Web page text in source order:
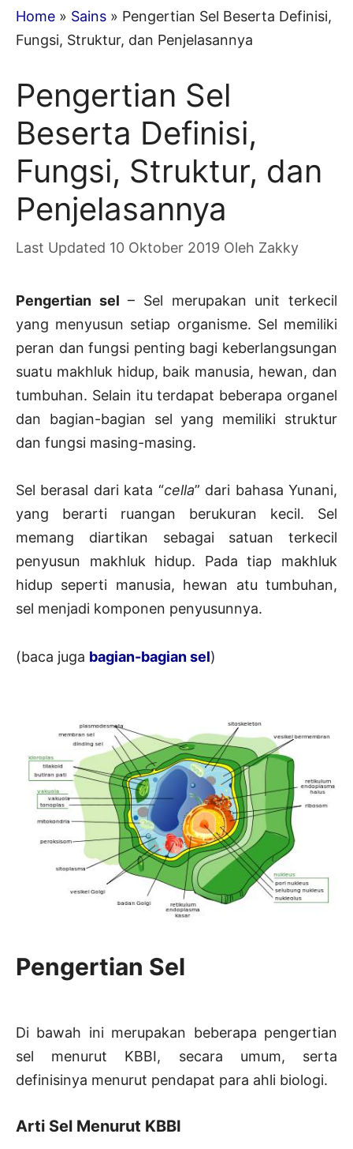
Home » Sains » Pengertian Sel Beserta Definisi,
Fungsi, Struktur, dan Penjelasannya
Pengertian Sel
Beserta Definisi,
Fungsi, Struktur, dan
Penjelasannya
10 Oktober 2019 Oleh Zakky
Pengertian sel – Sel merupakan unit terkecil
yang menyusun setiap organisme. Sel memiliki
peran dan fungsi penting bagi keberlangsungan
suatu makhluk hidup, baik manusia, hewan, dan
tumbuhan. Selain itu terdapat beberapa organel
dan bagian-bagian sel yang memiliki struktur
dan fungsi masing-masing.
Sel berasal dari kata “cella” dari bahasa Yunani,
yang berarti ruangan berukuran kecil. Sel
memang diartikan sebagai satuan terkecil
penyusun makhluk hidup. Pada tiap makhluk
hidup seperti manusia, hewan atu tumbuhan,
sel menjadi komponen penyusunnya.
(baca juga bagian-bagian sel)
Pengertian Sel
Di bawah ini merupakan beberapa pengertian
sel menurut KBBI, secara umum, serta
definisinya menurut pendapat para ahli biologi.
Arti Sel Menurut KBBI